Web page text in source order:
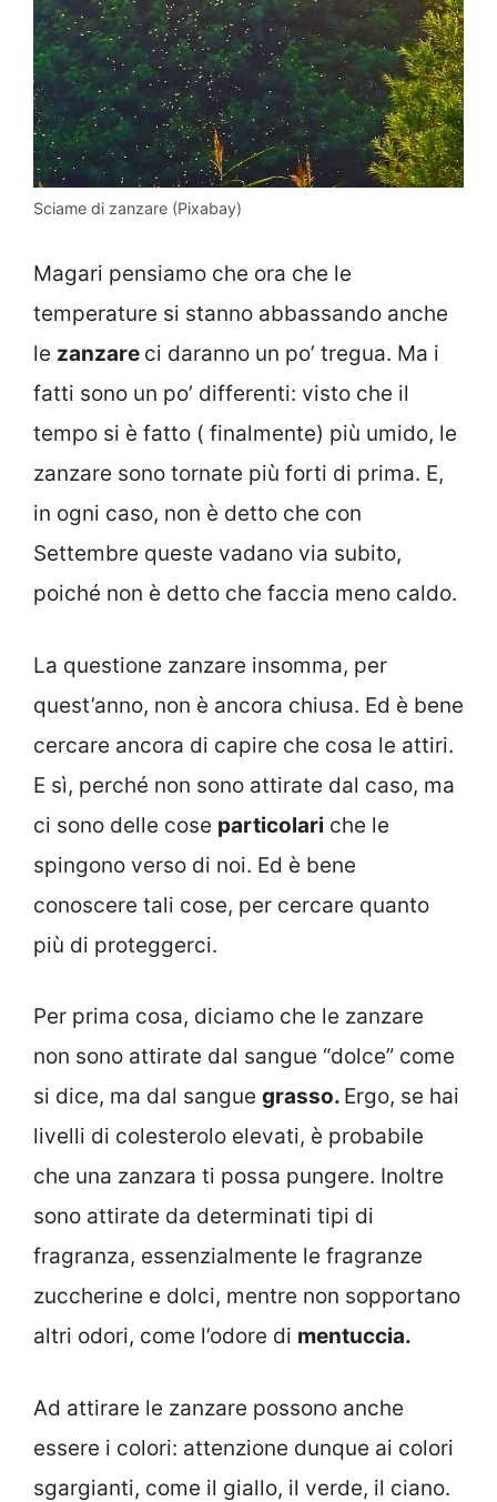
Sciame di zanzare (Pixabay)
Magari pensiamo che ora che le
temperature si stanno abbassando anche
le zanzare ci daranno un po’ tregua. Ma i
fatti sono un po’ differenti: visto che il
tempo si è fatto ( finalmente) più umido, le
zanzare sono tornate più forti di prima. E,
in ogni caso, non è detto che con
Settembre queste vadano via subito,
poiché non è detto che faccia meno caldo.
La questione zanzare insomma, per
quest’anno, non è ancora chiusa. Ed è bene
cercare ancora di capire che cosa le attiri.
E sì, perché non sono attirate dal caso, ma
ci sono delle cose particolari che le
spingono verso di noi. Ed è bene
conoscere tali cose, per cercare quanto
più di proteggerci.
Per prima cosa, diciamo che le zanzare
non sono attirate dal sangue “dolce” come
si dice, ma dal sangue grasso. Ergo, se hai
livelli di colesterolo elevati, è probabile
che una zanzara ti possa pungere. Inoltre
sono attirate da determinati tipi di
fragranza, essenzialmente le fragranze
zuccherine e dolci, mentre non sopportano
altri odori, come l’odore di mentuccia.
Ad attirare le zanzare possono anche
essere i colori: attenzione dunque ai colori
sgargianti, come il giallo, il verde, il ciano.